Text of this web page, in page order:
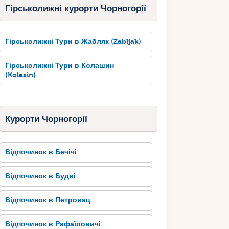
Гірськолижні курорти Чорногорії
Гірськолижні Тури в Жабляк (Zabljak)
Гірськолижні Тури в Колашин
(Kolasin)
Курорти Чорногорії
Відпочинок в Бечічі
Відпочинок в Будві
Відпочинок в Петровац
Відпочинок в Рафаїловичі